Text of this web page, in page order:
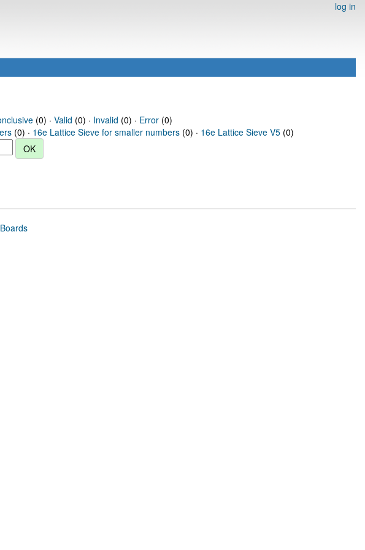
log in
(0) · Valid (0) · Invalid (0) · Error(0)
(0) · 16e Lattice Sieve for smaller numbers (0) · 16e Lattice Sieve V5 (0)